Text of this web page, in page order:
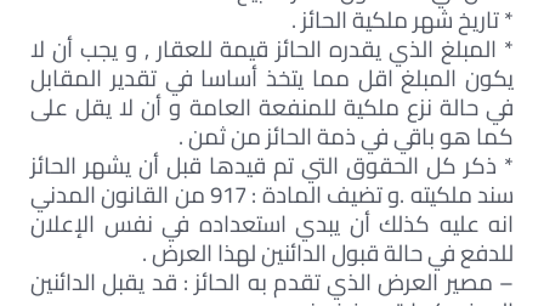
* تاريخ شهر ملكية الحائز .
* المبلغ الذي يقدره الحائز قيمة للعقار , و يجب أن لا
يكون المبلغ اقل مما يتخذ أساسا في تقدير المقابل
في حالة نزع ملكية للمنفعة العامة و أن لا يقل على
كما هو باقي في ذمة الحائز من ثمن .
* ذكر كل الحقوق التي تم قيدها قبل أن يشهر الحائز
سند ملكيته .و تضيف المادة : 917 من القانون المدني
انه عليه كذلك أن يبدي استعداده في نفس الإعلان
للدفع في حالة قبول الدائنين لهذا العرض .
– مصير العرض الذي تقدم به الحائز : قد يقبل الدائنين